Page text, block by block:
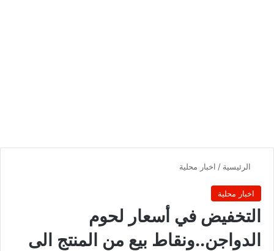
الرئيسية / اخبار محلية
اخبار محلية
التخفيض في أسعار لحوم
الدواجن..ونقاط بيع من المنتج الى